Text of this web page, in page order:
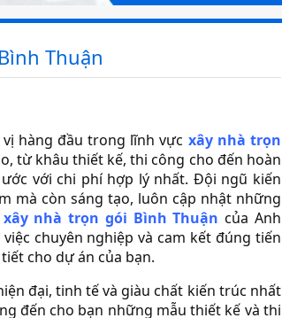
Thuận
hàng đầu trong lĩnh vực xây nhà trọn
từ khâu thiết kế, thi công cho đến hoàn
với chi phí hợp lý nhất. Đội ngũ kiến
mà còn sáng tạo, luôn cập nhật những
xây nhà trọn gói Bình Thuận của Anh
chuyên nghiệp và cam kết đúng tiến
cho dự án của bạn.
đại, tinh tế và giàu chất kiến trúc nhất
đến cho bạn những mẫu thiết kế và thi